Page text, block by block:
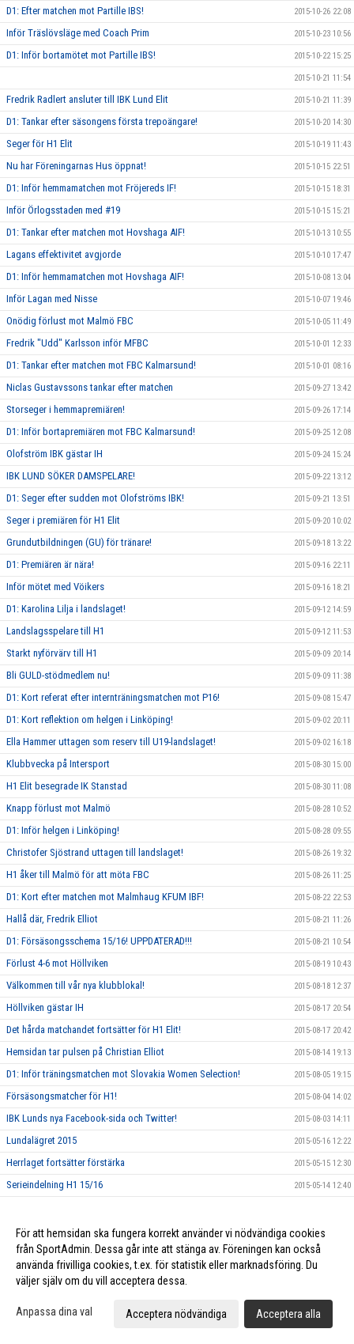
D1: Efter matchen mot Partille IBS! 2015-10-26 22:08
Inför Träslövsläge med Coach Prim 2015-10-23 10:56
D1: Inför bortamötet mot Partille IBS! 2015-10-22 15:25
2015-10-21 11:54
Fredrik Radlert ansluter till IBK Lund Elit 2015-10-21 11:39
D1: Tankar efter säsongens första trepoängare! 2015-10-20 14:30
Seger för H1 Elit 2015-10-19 11:43
Nu har Föreningarnas Hus öppnat! 2015-10-15 22:51
D1: Inför hemmamatchen mot Fröjereds IF! 2015-10-15 18:31
Inför Örlogsstaden med #19 2015-10-15 15:21
D1: Tankar efter matchen mot Hovshaga AIF! 2015-10-13 10:55
Lagans effektivitet avgjorde 2015-10-10 17:47
D1: Inför hemmamatchen mot Hovshaga AIF! 2015-10-08 13:04
Inför Lagan med Nisse 2015-10-07 19:46
Onödig förlust mot Malmö FBC 2015-10-05 11:49
Fredrik "Udd" Karlsson inför MFBC 2015-10-01 12:33
D1: Tankar efter matchen mot FBC Kalmarsund! 2015-10-01 08:16
Niclas Gustavssons tankar efter matchen 2015-09-27 13:42
Storseger i hemmapremiären! 2015-09-26 17:14
D1: Inför bortapremiären mot FBC Kalmarsund! 2015-09-25 12:08
Olofström IBK gästar IH 2015-09-24 15:24
IBK LUND SÖKER DAMSPELARE! 2015-09-22 13:12
D1: Seger efter sudden mot Olofströms IBK! 2015-09-21 13:51
Seger i premiären för H1 Elit 2015-09-20 10:02
Grundutbildningen (GU) för tränare! 2015-09-18 13:22
D1: Premiären är nära! 2015-09-16 22:11
Inför mötet med Vöikers 2015-09-16 18:21
D1: Karolina Lilja i landslaget! 2015-09-12 14:59
Landslagsspelare till H1 2015-09-12 11:53
Starkt nyförvärv till H1 2015-09-09 20:14
Bli GULD-stödmedlem nu! 2015-09-09 11:38
D1: Kort referat efter internträningsmatchen mot P16! 2015-09-08 15:47
D1: Kort reflektion om helgen i Linköping! 2015-09-02 20:11
Ella Hammer uttagen som reserv till U19-landslaget! 2015-09-02 16:18
Klubbvecka på Intersport 2015-08-30 15:00
H1 Elit besegrade IK Stanstad 2015-08-30 11:08
Knapp förlust mot Malmö 2015-08-28 10:52
D1: Inför helgen i Linköping! 2015-08-28 09:55
Christofer Sjöstrand uttagen till landslaget! 2015-08-26 19:32
H1 åker till Malmö för att möta FBC 2015-08-26 11:25
D1: Kort efter matchen mot Malmhaug KFUM IBF! 2015-08-22 22:53
Hallå där, Fredrik Elliot 2015-08-21 11:26
D1: Försäsongsschema 15/16! UPPDATERAD!!! 2015-08-21 10:54
Förlust 4-6 mot Höllviken 2015-08-19 10:43
Välkommen till vår nya klubblokal! 2015-08-18 12:37
Höllviken gästar IH 2015-08-17 20:54
Det hårda matchandet fortsätter för H1 Elit! 2015-08-17 20:42
Hemsidan tar pulsen på Christian Elliot 2015-08-14 19:13
D1: Inför träningsmatchen mot Slovakia Women Selection! 2015-08-05 19:15
Försäsongsmatcher för H1! 2015-08-04 14:02
IBK Lunds nya Facebook-sida och Twitter! 2015-08-03 14:11
Lundalägret 2015 2015-05-16 12:22
Herrlaget fortsätter förstärka 2015-05-15 12:30
Serieindelning H1 15/16 2015-05-14 12:40
Intervju med Fredrik "Udd" Karlsson 2015-05-14 12:33
Nyförvärv klart för Herrarna! 2015-05-11 18:46
D1: NYFÖRVÄRV 1 - EMELIE OLSSON 2015-05-07 13:01
D1: NYFÖRVÄRV 3 - EMMY NILSSON 2015-05-06 12:45
För att hemsidan ska fungera korrekt använder vi nödvändiga cookies
från SportAdmin. Dessa går inte att stänga av. Föreningen kan också
använda frivilliga cookies, t.ex. för statistik eller marknadsföring. Du
väljer själv om du vill acceptera dessa.
Anpassa dina val Acceptera nödvändiga Acceptera alla